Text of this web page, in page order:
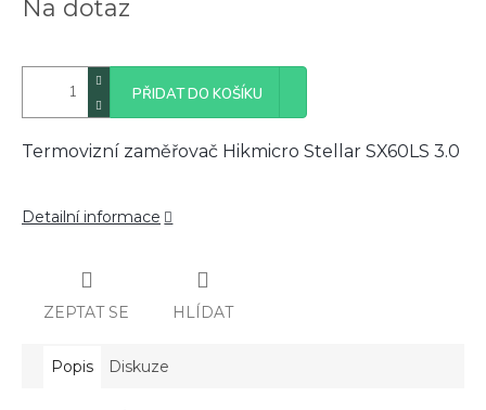
cena:
Na dotaz
PŘIDAT DO KOŠÍKU
Termovizní zaměřovač Hikmicro Stellar SX60LS 3.0
Detailní informace
ZEPTAT SE HLÍDAT
Popis Diskuze